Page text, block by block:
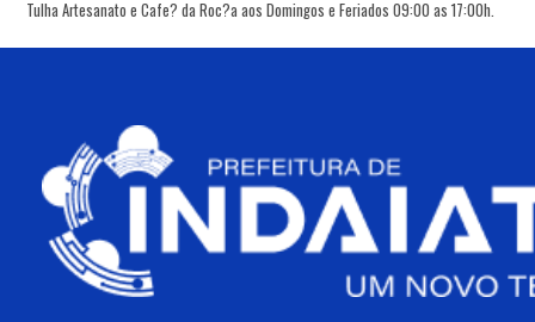
Tulha Artesanato e Cafe? da Roc?a aos Domingos e Feriados 09:00 as 17:00h.